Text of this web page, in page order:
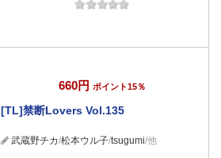
660円 ポイント15％
[TL]禁断Lovers Vol.135
武蔵野チカ/松本ウル子/tsugumi/他